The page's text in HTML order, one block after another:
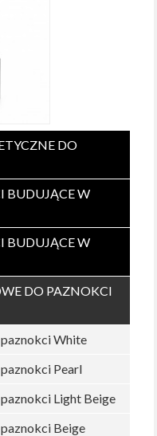
DO
BUDUJĄCE W
BUDUJĄCE W
DO PAZNOKCI
White
Pearl
Light Beige
Beige